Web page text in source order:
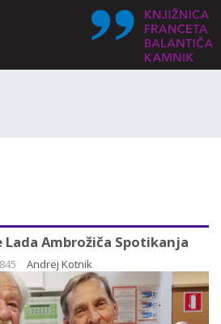
Ambrožiča Spotikanja
Andrej Kotnik